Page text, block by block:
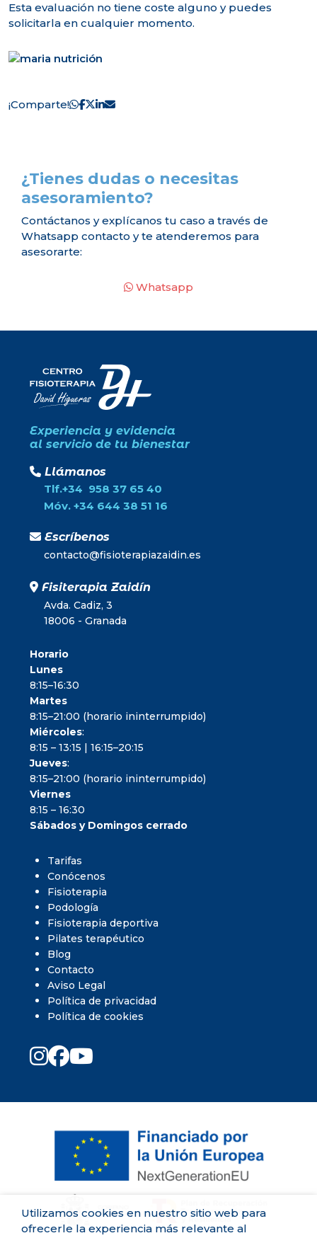
Esta evaluación no tiene coste alguno y puedes
solicitarla en cualquier momento.
¡Comparte!
¿Tienes dudas o necesitas
asesoramiento?
Contáctanos y explícanos tu caso a través de
Whatsapp contacto y te atenderemos para
asesorarte:
Whatsapp
Experiencia y evidencia
al servicio de tu bienestar
Llámanos
Tlf.+34 958 37 65 40
Móv. +34 644 38 51 16
Escríbenos
contacto@fisioterapiazaidin.es
Fisiterapia Zaidín
Avda. Cadiz, 3
18006 - Granada
Horario
Lunes
8:15–16:30
Martes
8:15–21:00 (horario ininterrumpido)
Miércoles:
8:15 – 13:15 | 16:15–20:15
Jueves:
8:15–21:00 (horario ininterrumpido)
Viernes
8:15 – 16:30
Sábados y Domingos cerrado
Tarifas
Conócenos
Fisioterapia
Podología
Fisioterapia deportiva
Pilates terapéutico
Blog
Contacto
Aviso Legal
Política de privacidad
Política de cookies
Utilizamos cookies en nuestro sitio web para
ofrecerle la experiencia más relevante al